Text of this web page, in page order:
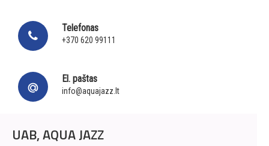
Telefonas
+370 620 99111
El. paštas
info@aquajazz.lt
UAB, AQUA JAZZ